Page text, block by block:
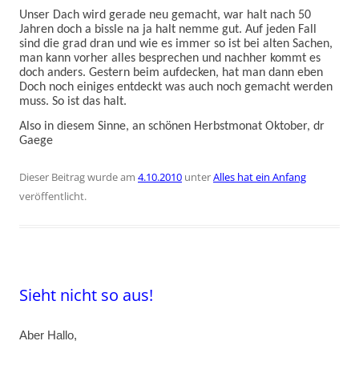
Unser Dach wird gerade neu gemacht, war halt nach 50
Jahren doch a bissle na ja halt nemme gut. Auf jeden Fall
sind die grad dran und wie es immer so ist bei alten Sachen,
man kann vorher alles besprechen und nachher kommt es
doch anders. Gestern beim aufdecken, hat man dann eben
Doch noch einiges entdeckt was auch noch gemacht werden
muss. So ist das halt.
Also in diesem Sinne, an schönen Herbstmonat Oktober, dr
Gaege
Dieser Beitrag wurde am 4.10.2010 unterAlles hat ein Anfang
veröffentlicht.
Sieht nicht so aus!
Aber Hallo,